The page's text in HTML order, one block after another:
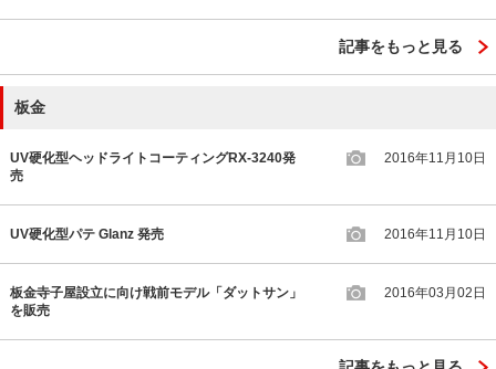
記事をもっと見る
板金
UV硬化型ヘッドライトコーティングRX-3240発
売
2016年11月10日
UV硬化型パテ Glanz 発売 2016年11月10日
板金寺子屋設立に向け戦前モデル「ダットサン」
を販売
2016年03月02日